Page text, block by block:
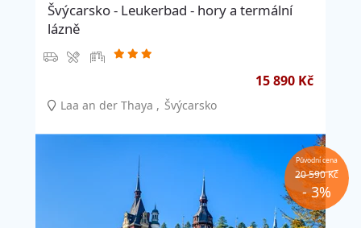
Švýcarsko - Leukerbad - hory a termální
lázně
15 890 Kč
Laa an der Thaya Švýcarsko
Původní cena
20 590 Kč
- 3%